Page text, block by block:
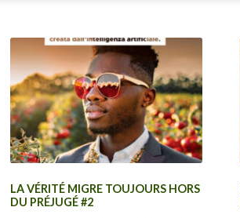
LA VÉRITÉ MIGRE TOUJOURS HORS
DU PRÉJUGÉ #2